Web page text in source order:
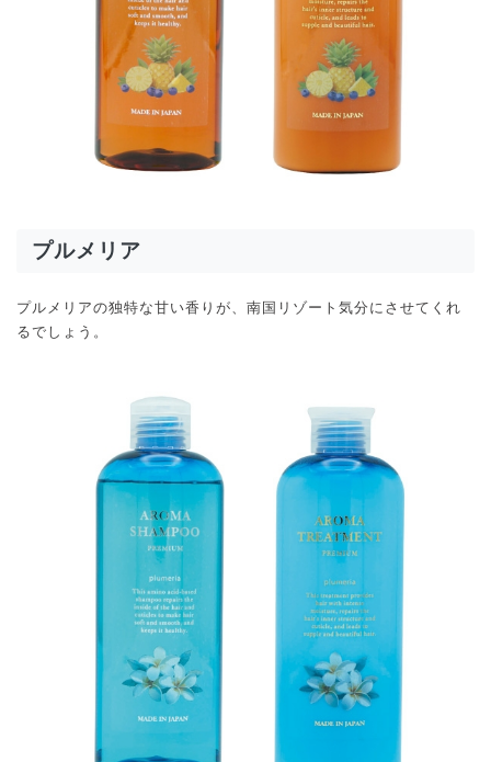
プルメリア
プルメリアの独特な甘い香りが、南国リゾート気分にさせてくれ
るでしょう。